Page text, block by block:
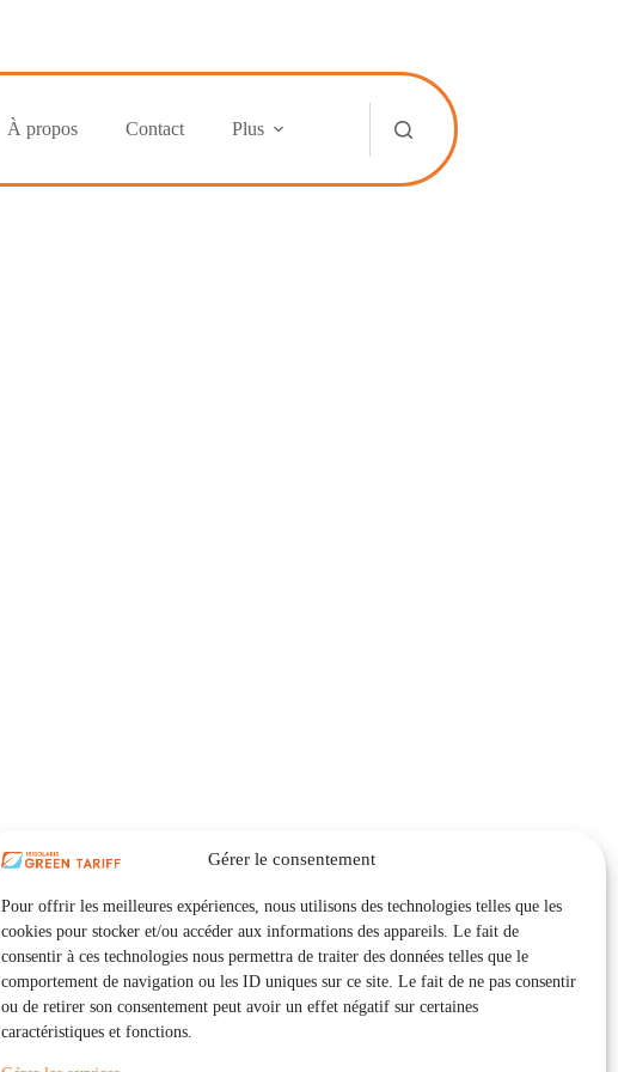
Gérer le consentement
Pour offrir les meilleures expériences, nous utilisons des technologies telles que les
cookies pour stocker et/ou accéder aux informations des appareils. Le fait de
consentir à ces technologies nous permettra de traiter des données telles que le
comportement de navigation ou les ID uniques sur ce site. Le fait de ne pas consentir
ou de retirer son consentement peut avoir un effet négatif sur certaines
caractéristiques et fonctions.
À propos Contact Plus